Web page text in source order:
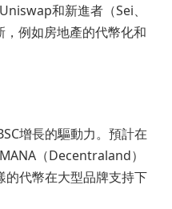
和新進者（Sei、
例如房地產的代幣化和
增長的驅動力。預計在
（Decentraland）
代幣在大型品牌支持下